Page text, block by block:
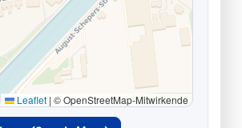
Leaflet | © OpenStreetMap-Mitwirkende